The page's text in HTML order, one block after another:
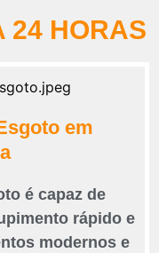
24 HORAS
em
é capaz de
rápido e
modernos e